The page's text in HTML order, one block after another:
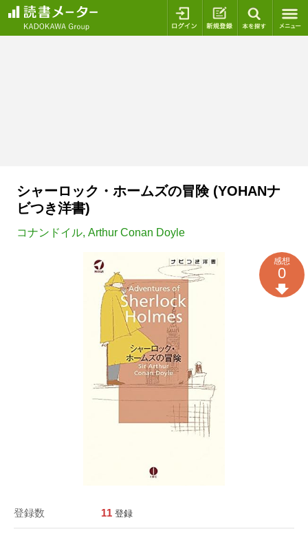
ログイン 新規登録
シャーロック・ホームズの冒険 (YOHANナ
ビつき洋書)
コナンドイル, Arthur Conan Doyle
登録数 11 登録
感想
0